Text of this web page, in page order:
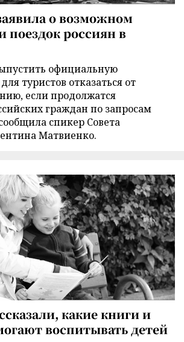
о возможном
поездок россиян в
официальную
туристов отказаться от
если продолжатся
граждан по запросам
спикер Совета
Матвиенко.
какие книги и
воспитывать детей